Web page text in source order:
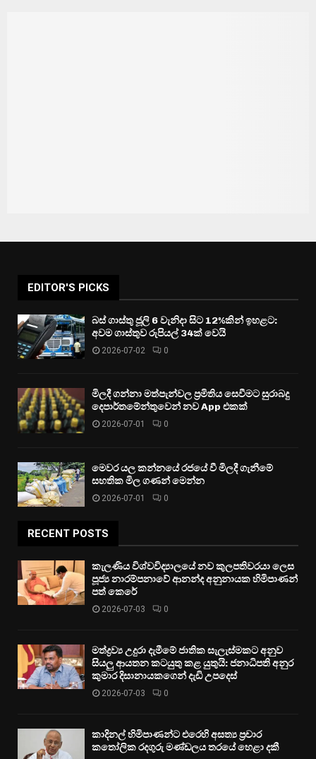
EDITOR'S PICKS
බස් ගාස්තු ජූලි 6 වැනිදා සිට 12%කින් ඉහළට:
අවම ගාස්තුව රුපියල් 34ක් වෙයි
2026-07-02 0
මිලදී ගන්නා මත්පැන්වල ප්‍රමිතිය සෙවීමට සුරාබදු
දෙපාර්තමේන්තුවෙන් නව App එකක්
2026-07-01 0
මෙවර යල කන්නයේ රජයේ වී මිලදී ගැනීමේ
සහතික මිල ගණන් මෙන්න
2026-07-01 0
RECENT POSTS
කැලණිය විශ්වවිද්‍යාලයේ නව කුලපතිවරයා ලෙස
පූජ්‍ය නාරම්පනාවේ ආනන්ද අනුනායක හිමිපාණන්
පත් කෙරේ
2026-07-03 0
මත්ද්‍රව්‍ය උදුරා දැමීමේ ජාතික සැලැස්මකට අනුව
සියලු ආයතන කටයුතු කළ යුතුයි: ජනාධිපති අනුර
කුමාර දිසානායකගෙන් දැඩි උපදෙස්
2026-07-03 0
කාදිනල් හිමිපාණන්ට එරෙහි අසත්‍ය ප්‍රචාර
කතෝලික රදගුරු මණ්ඩලය තරයේ හෙළා දකී